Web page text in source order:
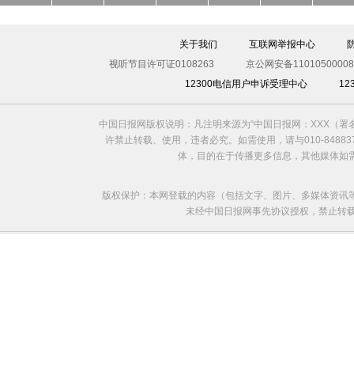
关于我们 互联网举报中心
视听节目许可证0108263
京公网安备
12300电信用户申诉受理中心
中国日报网版权说明：凡注明来源为“中国日报网：XXX（
许禁止转载、使用，违者必究。如需使用，请与010-
体，目的在于传播更多信息，其他媒体
版权保护：本网登载的内容（包括文字、图片、多媒体资
未经中国日报网事先协议授权，禁止转